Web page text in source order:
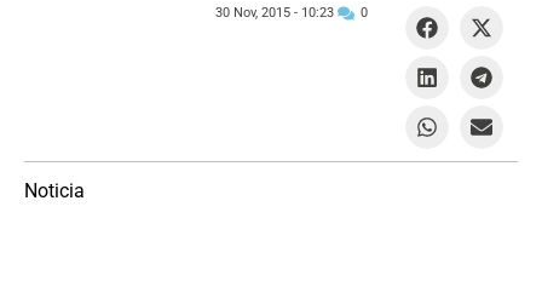
Noticia
30 Nov, 2015 - 10:23 0